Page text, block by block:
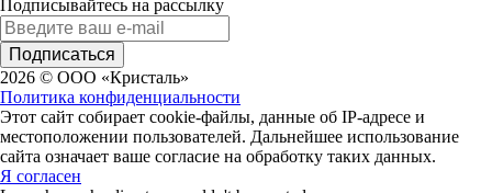
Подписывайтесь на рассылку
Подписаться
2026 © ООО «Кристаль»
Политика конфиденциальности
Этот сайт собирает cookie-файлы, данные об IP-адресе и
местоположении пользователей. Дальнейшее использование
сайта означает ваше согласие на обработку таких данных.
Я согласен